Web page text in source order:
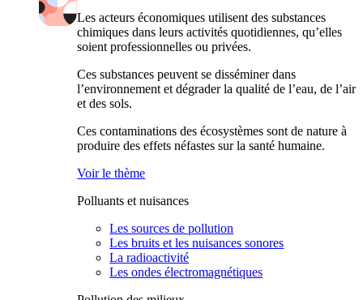
Les acteurs économiques utilisent des substances
chimiques dans leurs activités quotidiennes, qu’elles
soient professionnelles ou privées.
Ces substances peuvent se disséminer dans
l’environnement et dégrader la qualité de l’eau, de l’air
et des sols.
Ces contaminations des écosystèmes sont de nature à
produire des effets néfastes sur la santé humaine.
Voir le thème
Polluants et nuisances
Les sources de pollution
Les bruits et les nuisances sonores
La radioactivité
Les ondes électromagnétiques